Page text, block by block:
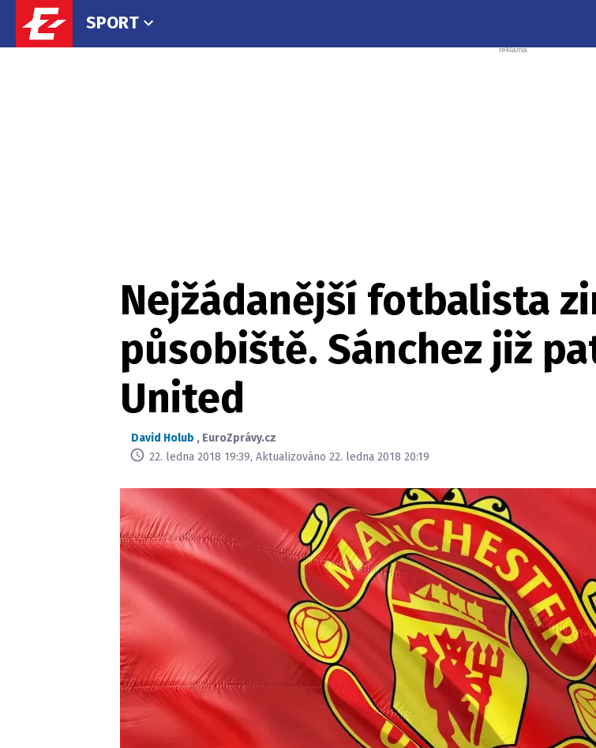
SPORT
Nejžádanější fotbalista
působiště. Sánchez již
United
David Holub , EuroZprávy.cz
22. ledna 2018 19:39, Aktualizováno 22. ledna 2018 20:19